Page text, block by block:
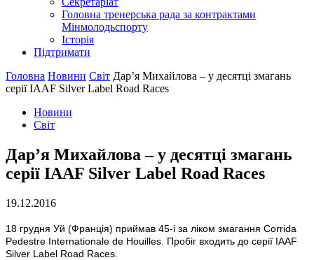
Головна тренерська рада за контрактами
Мінмолодьспорту
Історія
Підтримати
Головна Новини Світ Дар’я Михайлова – у десятці змагань
серії IAAF Silver Label Road Races
Новини
Світ
Дар’я Михайлова – у десятці змагань
серії IAAF Silver Label Road Races
19.12.2016
18 грудня Уй (Франція) приймав 45-і за ліком змагання Corrida
Pedestre Internationale de Houilles. Пробіг входить до серії IAAF
Silver Label Road Races.